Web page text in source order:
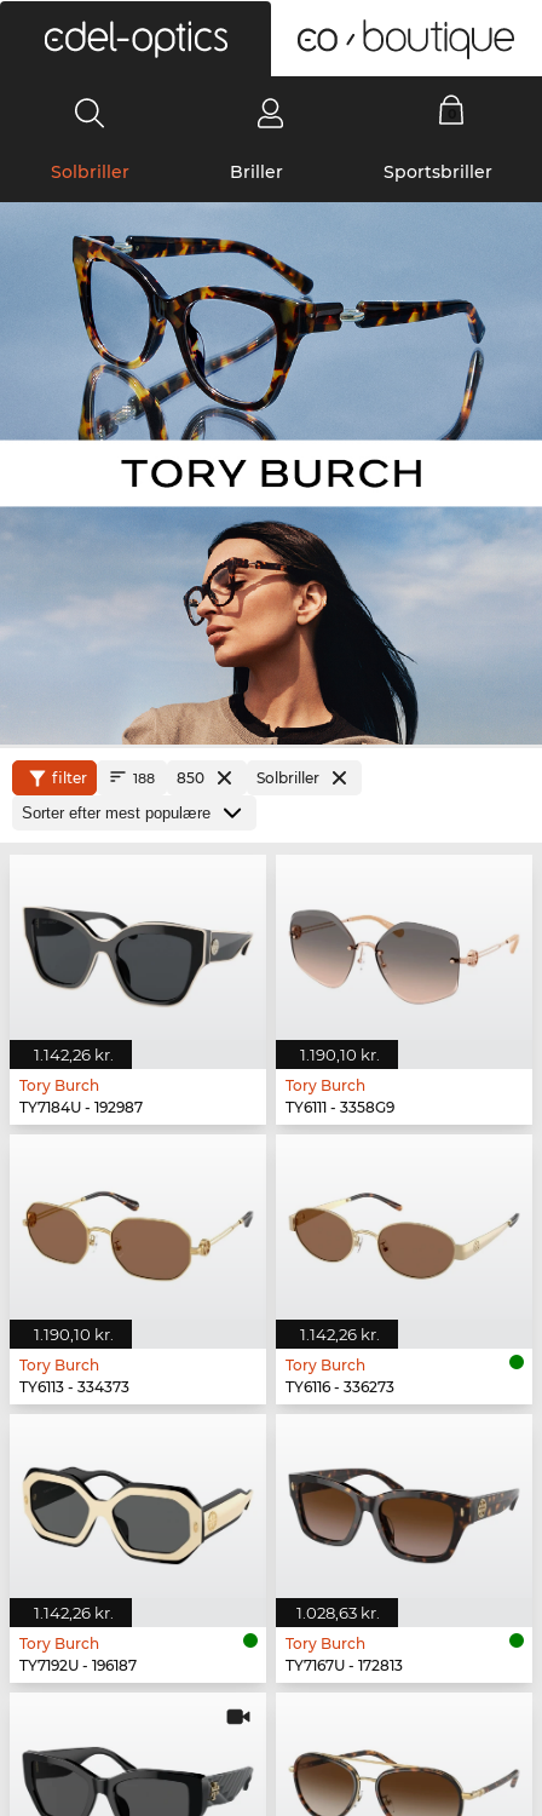
Solbriller Briller Sportsbriller
filter 188 850 Solbriller
1.142,26 kr.
Tory Burch
TY7184U - 192987
1.190,10 kr.
Tory Burch
TY6111 - 3358G9
1.190,10 kr.
Tory Burch
TY6113 - 334373
1.142,26 kr.
Tory Burch
TY6116 - 336273
1.142,26 kr.
Tory Burch
TY7192U - 196187
1.028,63 kr.
Tory Burch
TY7167U - 172813